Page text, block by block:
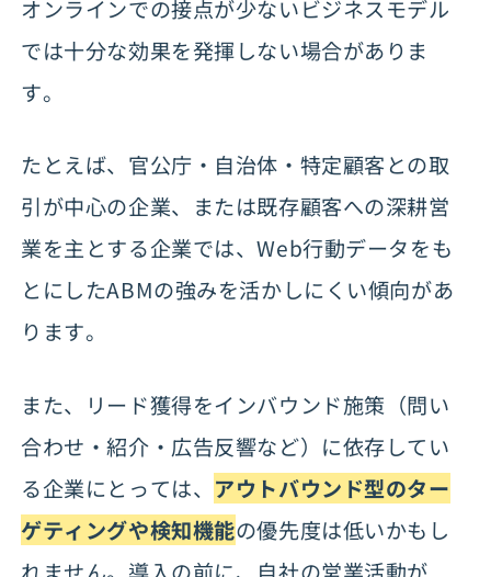
オンラインでの接点が少ないビジネスモデル
では十分な効果を発揮しない場合がありま
す。
たとえば、官公庁・自治体・特定顧客との取
引が中心の企業、または既存顧客への深耕営
業を主とする企業では、Web行動データをも
とにしたABMの強みを活かしにくい傾向があ
ります。
また、リード獲得をインバウンド施策（問い
合わせ・紹介・広告反響など）に依存してい
る企業にとっては、 アウトバウンド型のター
ゲティングや検知機能の優先度は低いかもし